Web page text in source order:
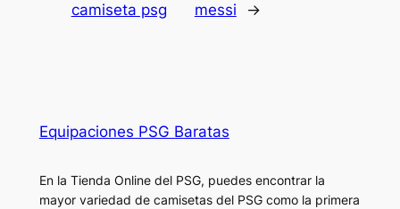
camiseta psg
messi
→
Equipaciones PSG Baratas
En la Tienda Online del PSG, puedes encontrar la
mayor variedad de camisetas del PSG como la primera